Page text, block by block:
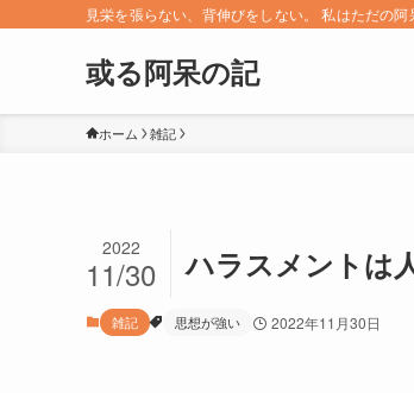
見栄を張らない、背伸びをしない。 私はただの
或る阿呆の記
ホーム 雑記
ハラスメントは
2022
11/30
雑記 思想が強い 2022年11月30日